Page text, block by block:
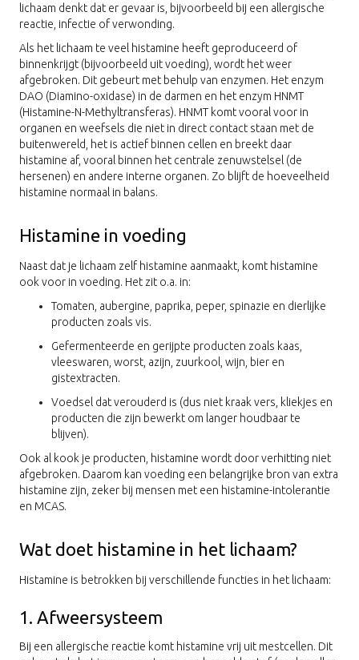
lichaam denkt dat er gevaar is, bijvoorbeeld bij een allergische
reactie, infectie of verwonding.
Als het lichaam te veel histamine heeft geproduceerd of
binnenkrijgt (bijvoorbeeld uit voeding), wordt het weer
afgebroken. Dit gebeurt met behulp van enzymen. Het enzym
DAO (Diamino-oxidase) in de darmen en het enzym HNMT
(Histamine-N-Methyltransferas). HNMT komt vooral voor in
organen en weefsels die niet in direct contact staan met de
buitenwereld, het is actief binnen cellen en breekt daar
histamine af, vooral binnen het centrale zenuwstelsel (de
hersenen) en andere interne organen. Zo blijft de hoeveelheid
histamine normaal in balans.
Histamine in voeding
Naast dat je lichaam zelf histamine aanmaakt, komt histamine
ook voor in voeding. Het zit o.a. in:
Tomaten, aubergine, paprika, peper, spinazie en dierlijke
producten zoals vis.
Gefermenteerde en gerijpte producten zoals kaas,
vleeswaren, worst, azijn, zuurkool, wijn, bier en
gistextracten.
Voedsel dat verouderd is (dus niet kraak vers, kliekjes en
producten die zijn bewerkt om langer houdbaar te
blijven).
Ook al kook je producten, histamine wordt door verhitting niet
afgebroken. Daarom kan voeding een belangrijke bron van extra
histamine zijn, zeker bij mensen met een histamine-intolerantie
en MCAS.
Wat doet histamine in het lichaam?
Histamine is betrokken bij verschillende functies in het lichaam:
1. Afweersysteem
Bij een allergische reactie komt histamine vrij uit mestcellen. Dit